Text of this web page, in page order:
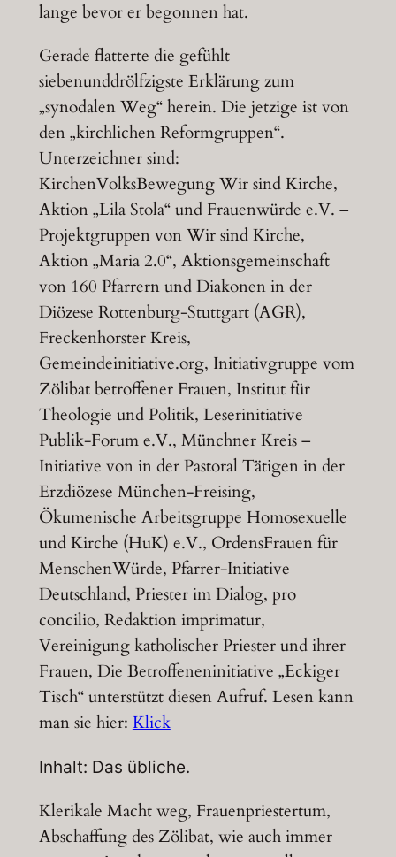
lange bevor er begonnen hat.
Gerade flatterte die gefühlt
siebenunddrölfzigste Erklärung zum
„synodalen Weg“ herein. Die jetzige ist von
den „kirchlichen Reformgruppen“.
Unterzeichner sind:
KirchenVolksBewegung Wir sind Kirche,
Aktion „Lila Stola“ und Frauenwürde e.V. –
Projektgruppen von Wir sind Kirche,
Aktion „Maria 2.0“, Aktionsgemeinschaft
von 160 Pfarrern und Diakonen in der
Diözese Rottenburg-Stuttgart (AGR),
Freckenhorster Kreis,
Gemeindeinitiative.org, Initiativgruppe vom
Zölibat betroffener Frauen, Institut für
Theologie und Politik, Leserinitiative
Publik-Forum e.V., Münchner Kreis –
Initiative von in der Pastoral Tätigen in der
Erzdiözese München-Freising,
Ökumenische Arbeitsgruppe Homosexuelle
und Kirche (HuK) e.V., OrdensFrauen für
MenschenWürde, Pfarrer-Initiative
Deutschland, Priester im Dialog, pro
concilio, Redaktion imprimatur,
Vereinigung katholischer Priester und ihrer
Frauen, Die Betroffeneninitiative „Eckiger
Tisch“ unterstützt diesen Aufruf. Lesen kann
man sie hier: Klick
Inhalt: Das übliche.
Klerikale Macht weg, Frauenpriestertum,
Abschaffung des Zölibat, wie auch immer